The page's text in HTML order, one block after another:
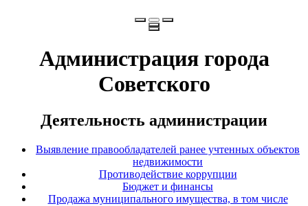
Администрация города
Советского
Деятельность администрации
Выявление правообладателей ранее учтенных объектов
недвижимости
Противодействие коррупции
Бюджет и финансы
Продажа муниципального имущества, в том числе